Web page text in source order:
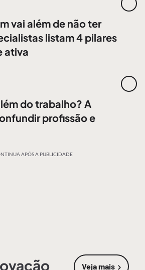
vai além de não ter
listam 4 pilares
ativa
do trabalho? A
profissão e
APÓS A PUBLICIDADE
Veja mais